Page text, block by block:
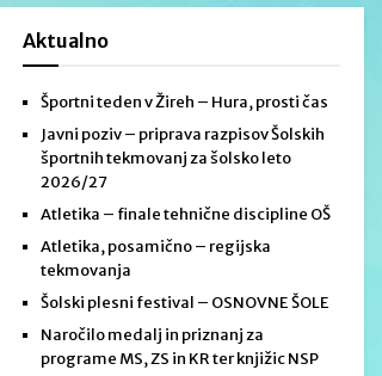
Aktualno
Športni teden v Žireh – Hura, prosti čas
Javni poziv – priprava razpisov Šolskih
športnih tekmovanj za šolsko leto
2026/27
Atletika – finale tehnične discipline OŠ
Atletika, posamično – regijska
tekmovanja
Šolski plesni festival – OSNOVNE ŠOLE
Naročilo medalj in priznanj za
programe MS, ZS in KR ter knjižic NSP